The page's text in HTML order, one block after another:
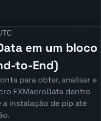
em um bloco
to-End)
para obter, analisar e
FXMacroData dentro
instalação de pip até